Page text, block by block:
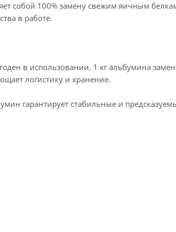
собой 100% замену свежим яичным
в работе.
в использовании. 1 кг альбумина
логистику и хранение.
гарантирует стабильные и